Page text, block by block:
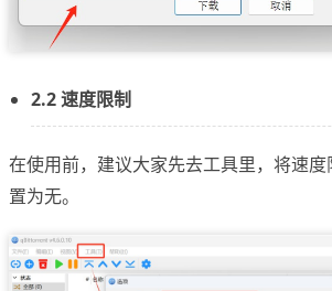
2.2 速度限制
在使用前，建议大家先去工具里，将速
置为无。